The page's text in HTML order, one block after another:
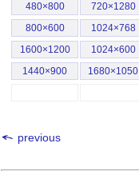
480×800 720×1280
800×600 1024×768
1600×1200 1024×600
1440×900 1680×1050
previous